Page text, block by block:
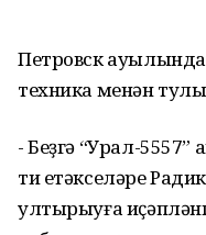
Петровск
техника менән
- Беҙгә “Урал-
ти етәкселәре
ултырыуға